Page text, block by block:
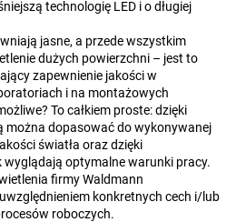
technologię LED i o długiej
jasne, a przede wszystkim
dużych powierzchni – jest to
zapewnienie jakości w
i na montażowych
To całkiem proste: dzięki
można dopasować do wykonywanej
światła oraz dzięki
wyglądają optymalne warunki pracy.
firmy Waldmann
konkretnych cech i/lub
roboczych.